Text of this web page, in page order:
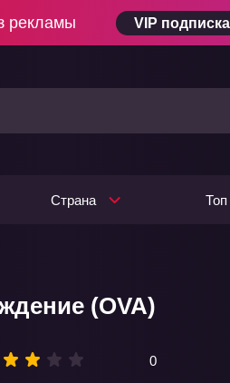
рекламы VIP подписка
Страна
(OVA)
0